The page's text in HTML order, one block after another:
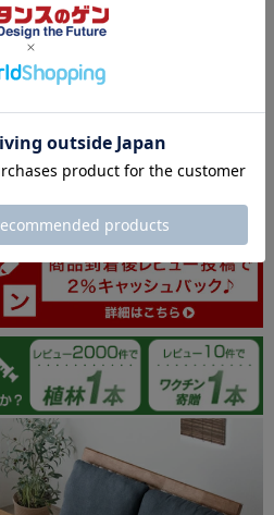
ありがとうございました。
した
利用いただき誠にありがとうご
届けできたようで安心いたしま
た商品にご満足いただけてい
います。今後もお客様にご満足
の提供に努めてまいりますの
をどうぞよろしくお願いいたし